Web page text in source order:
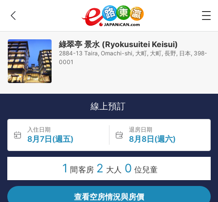
綠翠亭 景水 (Ryokusuitei Keisui)
2884-13 Taira, Omachi-shi, 大町, 大町, 長野, 日本, 398-
0001
線上預訂
入住日期
8月7日(週五)
退房日期
8月8日(週六)
1 間客房 2 大人 0 位兒童
查看空房情況與房價